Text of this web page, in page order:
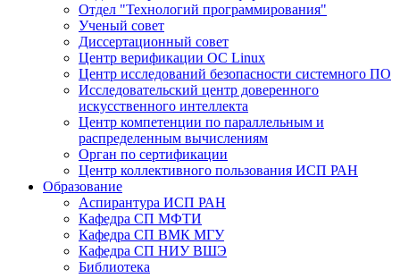
Отдел "Технологий программирования"
Ученый совет
Диссертационный совет
Центр верификации ОС Linux
Центр исследований безопасности системного ПО
Исследовательский центр доверенного
искусственного интеллекта
Центр компетенции по параллельным и
распределенным вычислениям
Орган по сертификации
Центр коллективного пользования ИСП РАН
Образование
Аспирантура ИСП РАН
Кафедра СП МФТИ
Кафедра СП ВМК МГУ
Кафедра СП НИУ ВШЭ
Библиотека